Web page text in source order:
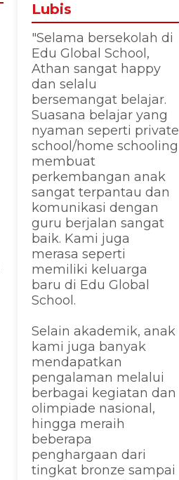
Lubis
"Selama bersekolah di
Edu Global School,
Athan sangat happy
dan selalu
bersemangat belajar.
Suasana belajar yang
nyaman seperti private
school/home schooling
membuat
perkembangan anak
sangat terpantau dan
komunikasi dengan
guru berjalan sangat
baik. Kami juga
merasa seperti
memiliki keluarga
baru di Edu Global
School.
Selain akademik, anak
kami juga banyak
mendapatkan
pengalaman melalui
berbagai kegiatan dan
olimpiade nasional,
hingga meraih
beberapa
penghargaan dari
tingkat bronze sampai